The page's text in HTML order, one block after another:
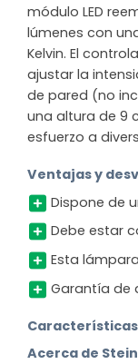
módulo LED
lúmenes con
Kelvin. El
ajustar la
de pared (no
una altura de 9
esfuerzo a
Ventajas y
Dispone de
Debe estar
Esta
Garantía de
Acerca de